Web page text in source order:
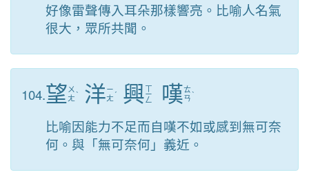
好像雷聲傳入耳朵那樣響亮。比喻人名氣
很大，眾所共聞。
104.望 ㄨ
ㄤˋ 洋ㄧ
ㄤ ˊ 興ㄒ
ㄧ
ㄥ 嘆ㄊ
ㄢˋ
比喻因能力不足而自嘆不如或感到無可奈
何。與「無可奈何」義近。